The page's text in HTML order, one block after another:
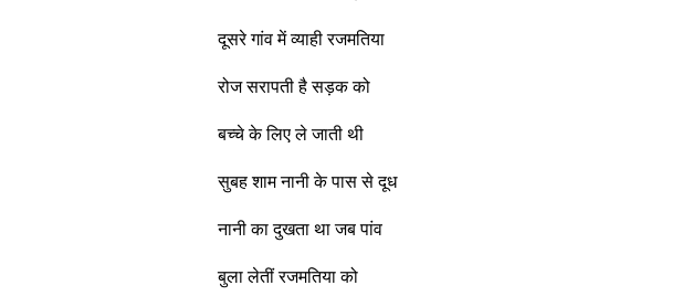
दूसरे गांव में व्‍याही रजमतिया
रोज सरापती है सड़क को
बच्‍चे के लिए ले जाती थी
सुबह शाम नानी के पास से दूध
नानी का दुखता था जब पांव
बुला लेतीं रजमतिया को